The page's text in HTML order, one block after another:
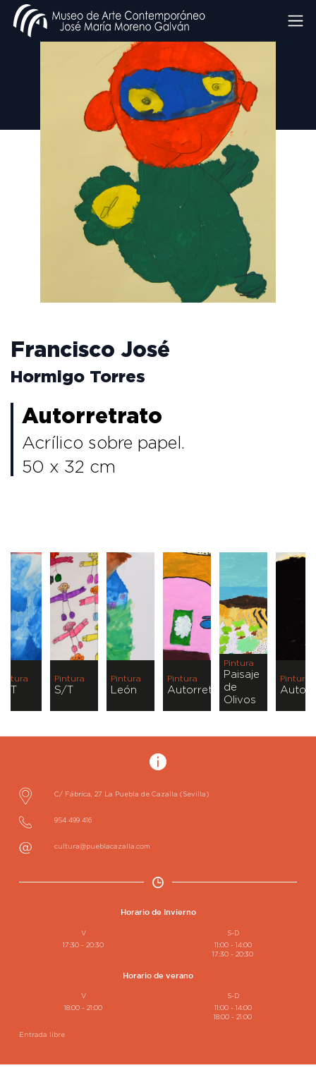
Francisco José
Hormigo Torres
Autorretrato
Acrílico sobre papel.
50 x 32 cm
T
Pintura
S/T
Pintura
León
Pintura
Autorretrato
Pintura
Paisaje
de
Olivos
Pintura
C/ Fábrica, 27 La Puebla de Cazalla (Sevilla)
954 499 416
cultura@pueblacazalla.com
Horario de Invierno
V
17:30 - 20:30
S-D
11:00 - 14:00
17:30 - 20:30
Horario de verano
V
18:00 - 21:00
S-D
11:00 - 14:00
18:00 - 21:00
Entrada libre